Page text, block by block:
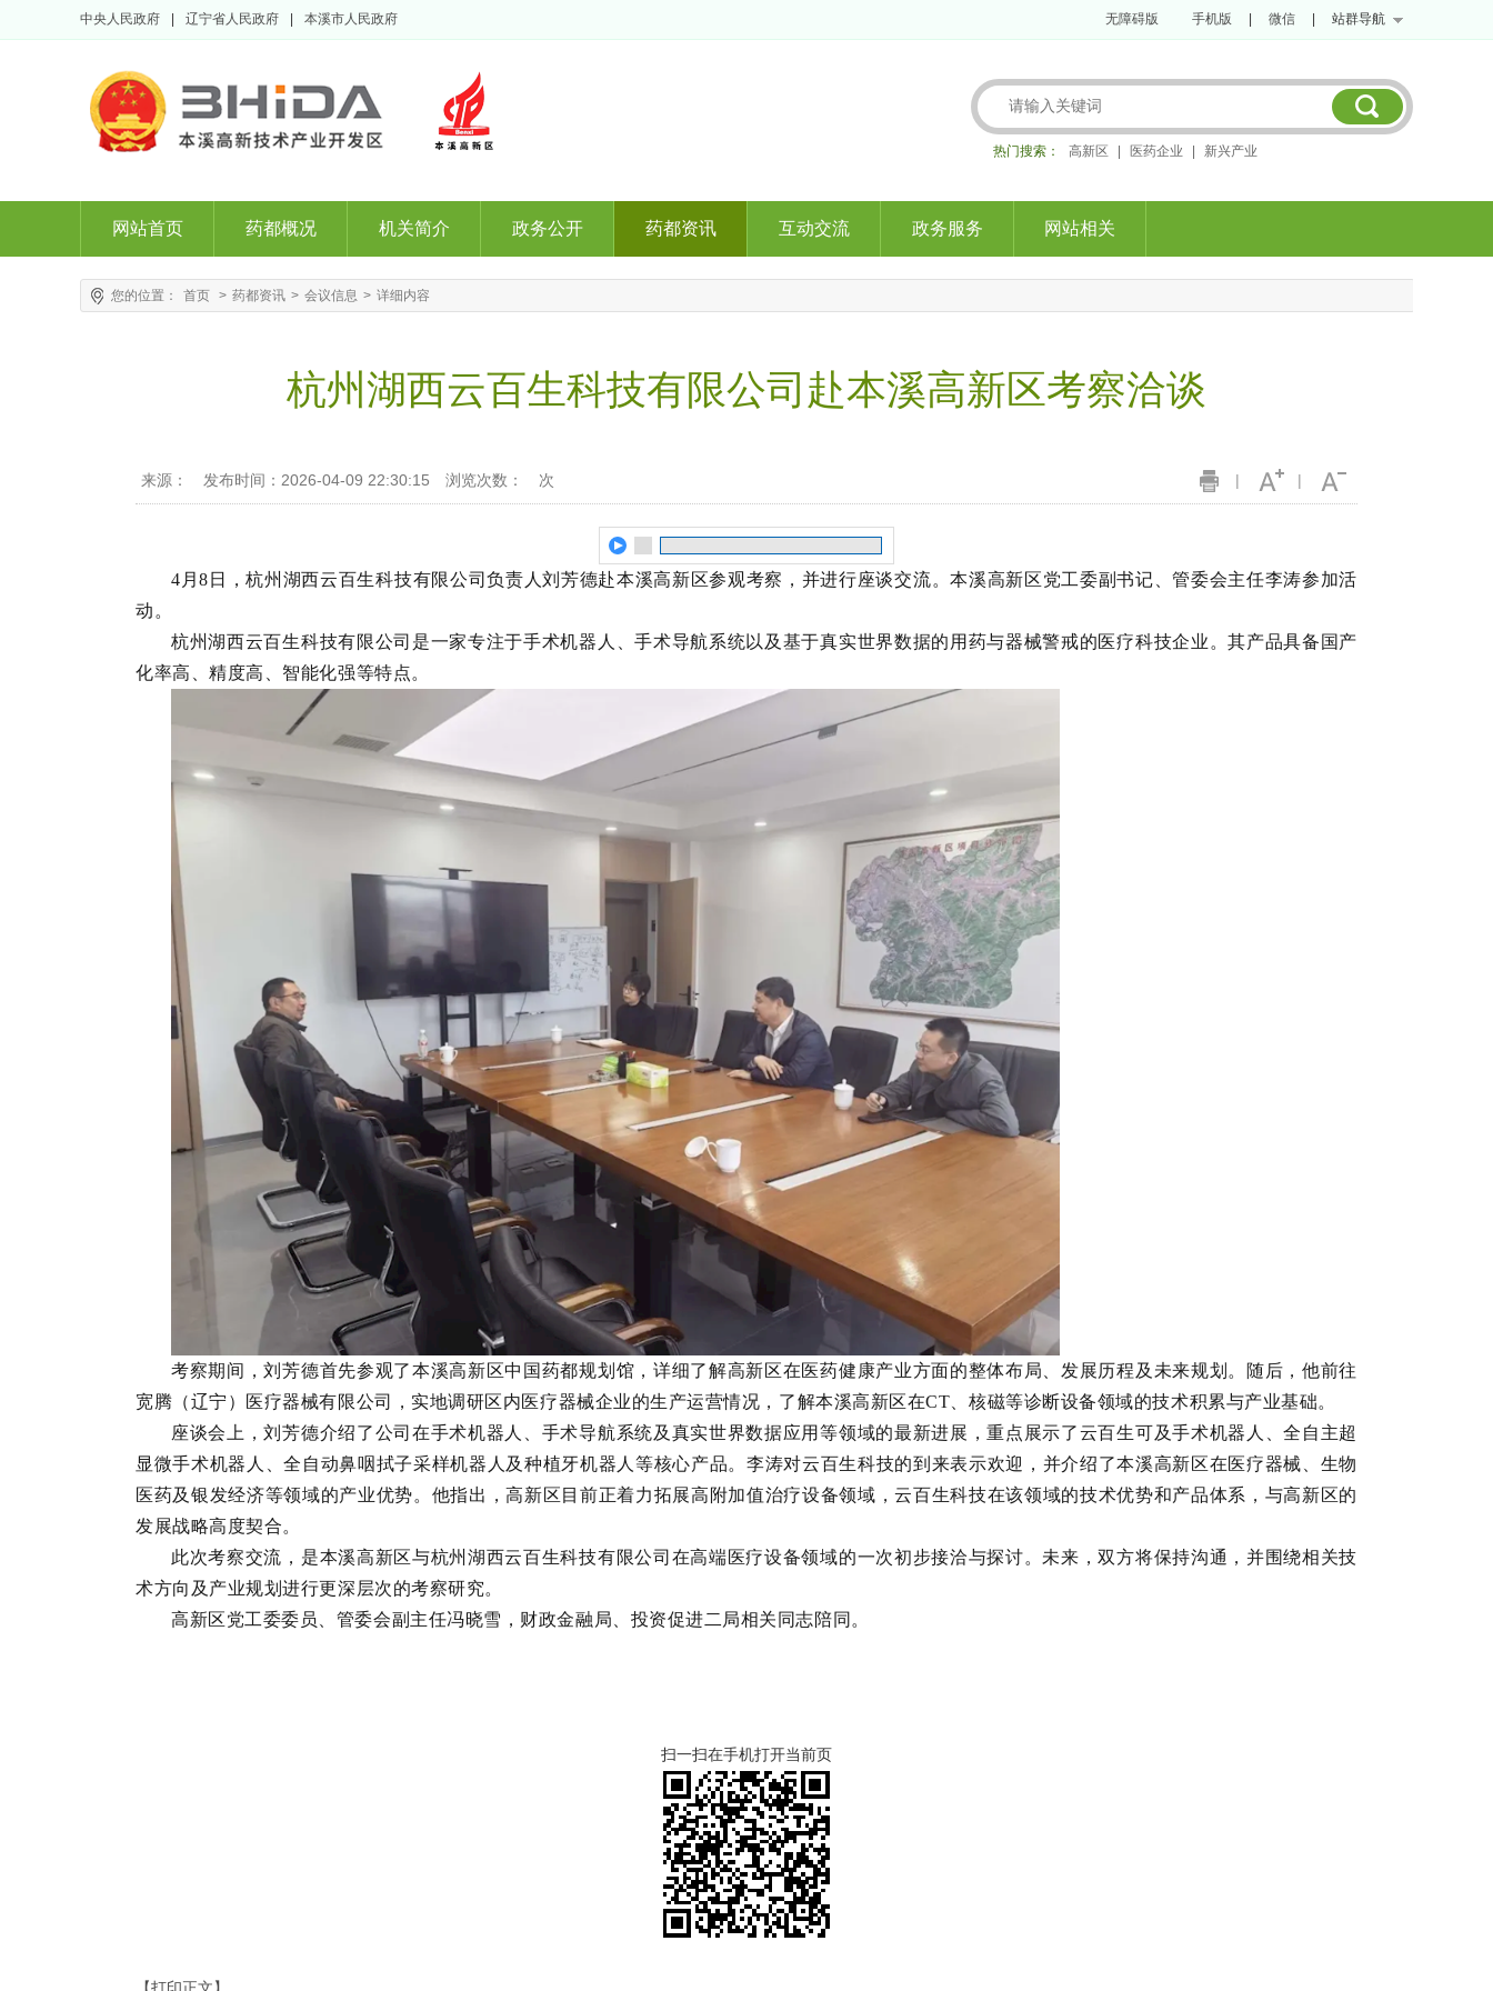
中央人民政府 辽宁省人民政府 本溪市人民政府 站群导航
无障碍版 手机版 微信
热门搜索： 高新区 医药企业 新兴产业
网站首页 药都概况 机关简介 政务公开 药都资讯 互动交流 政务服务 网站相关
您的位置： 首页 > 药都资讯 > 会议信息 > 详细内容
杭州湖西云百生科技有限公司赴本溪高新区考察洽谈
|
|
来源： 发布时间：2026-04-09 22:30:15 浏览次数： 次
4月8日，杭州湖西云百生科技有限公司负责人刘芳德赴本溪高新区参观考察，并进行座谈交流。本溪高新区党工委副书记、管委会主任李涛参加活
动。
杭州湖西云百生科技有限公司是一家专注于手术机器人、手术导航系统以及基于真实世界数据的用药与器械警戒的医疗科技企业。其产品具备国产
化率高、精度高、智能化强等特点。
考察期间，刘芳德首先参观了本溪高新区中国药都规划馆，详细了解高新区在医药健康产业方面的整体布局、发展历程及未来规划。随后，他前往
宽腾（辽宁）医疗器械有限公司，实地调研区内医疗器械企业的生产运营情况，了解本溪高新区在CT、核磁等诊断设备领域的技术积累与产业基础。
座谈会上，刘芳德介绍了公司在手术机器人、手术导航系统及真实世界数据应用等领域的最新进展，重点展示了云百生可及手术机器人、全自主超
显微手术机器人、全自动鼻咽拭子采样机器人及种植牙机器人等核心产品。李涛对云百生科技的到来表示欢迎，并介绍了本溪高新区在医疗器械、生物
医药及银发经济等领域的产业优势。他指出，高新区目前正着力拓展高附加值治疗设备领域，云百生科技在该领域的技术优势和产品体系，与高新区的
发展战略高度契合。
此次考察交流，是本溪高新区与杭州湖西云百生科技有限公司在高端医疗设备领域的一次初步接洽与探讨。未来，双方将保持沟通，并围绕相关技
术方向及产业规划进行更深层次的考察研究。
高新区党工委委员、管委会副主任冯晓雪，财政金融局、投资促进二局相关同志陪同。
扫一扫在手机打开当前页